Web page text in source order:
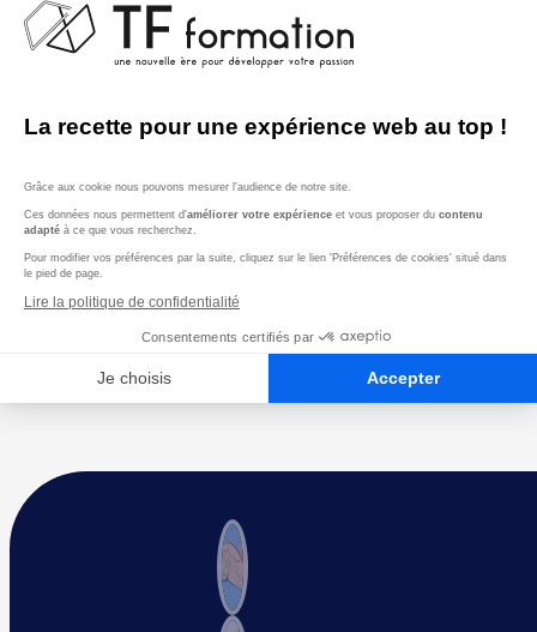
automassages ciblés.
Sessions Structurées :
séances de small group training en
intégrant automassage et
mobilité.
Bien-être Général :Favoriser la
relaxation et la gestion du stress
pour un bien-être optimal des
clients.